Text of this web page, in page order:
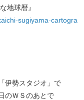
地球暦』
sugiyama-cartogra
伊勢スタジオ」で
のＷＳのあとで